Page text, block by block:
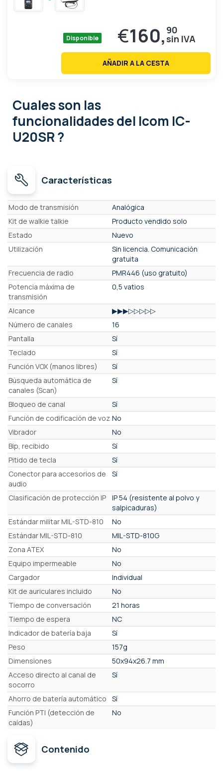
Disponible €160, 90
AÑADIR A LA CESTA
Cuales son las
funcionalidadesdel Icom IC-
U20SR ?
Características
Características
Modo de transmisión
Analógica
Kit de walkie talkie
Producto vendido solo
Estado
Nuevo
Utilización
Sin licencia. Comunicación
gratuita
Frecuencia de radio
PMR446 (uso gratuito)
Potencia máxima de
transmisión
0,5 vatios
Alcance
▶▶▶▷▷▷▷▷
Número de canales
16
Pantalla
Sí
Teclado
Sí
Función VOX (manos libres)
Sí
Búsqueda automática de
canales (Scan)
Sí
Bloqueo de canal
Sí
Función de codificación de voz No
Vibrador
No
Bip, recibido
Sí
Pitido de tecla
Sí
Conector para accesorios de
audio
Sí
Clasificación de protección IP
IP 54 (resistente al polvo y
salpicaduras)
Estándar militar MIL-STD-810
No
Estándar MIL-STD-810
MIL-STD-810G
Zona ATEX
No
Equipo impermeable
No
Cargador
Individual
Kit de auriculares incluido
No
Tiempo de conversación
21 horas
Tiempo de espera
NC
Indicador de batería baja
Sí
Peso
157g
Dimensiones
50x94x26.7 mm
Acceso directo al canal de
socorro
Sí
Ahorro de batería automático
Sí
Función PTI (detección de
caídas)
No
Contenido